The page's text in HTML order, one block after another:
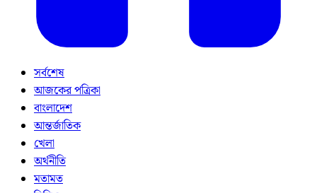
সর্বশেষ
আজকের পত্রিকা
বাংলাদেশ
আন্তর্জাতিক
খেলা
অর্থনীতি
মতামত